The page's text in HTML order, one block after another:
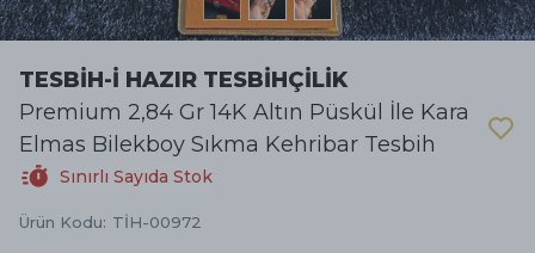
TESBİH-İ HAZIR TESBİHÇİLİK
Premium 2,84 Gr 14K Altın Püskül İle Kara
Elmas Bilekboy Sıkma Kehribar Tesbih
Sınırlı Sayıda Stok
Ürün Kodu: TİH-00972